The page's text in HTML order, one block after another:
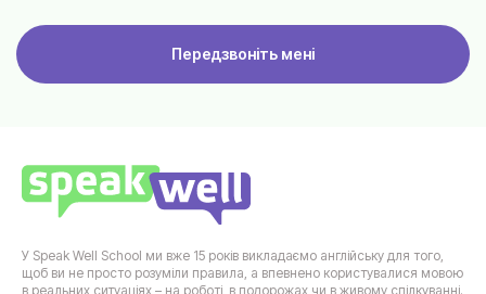
Передзвоніть мені
У Speak Well School ми вже 15 років викладаємо англійську для того,
щоб ви не просто розуміли правила, а впевнено користувалися мовою
в реальних ситуаціях – на роботі, в подорожах чи в живому спілкуванні.